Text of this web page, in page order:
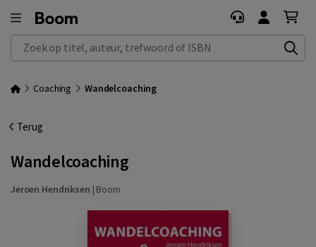
Zoek op titel, auteur, trefwoord of ISBN
Coaching Wandelcoaching
Terug
Wandelcoaching
Jeroen Hendriksen | Boom